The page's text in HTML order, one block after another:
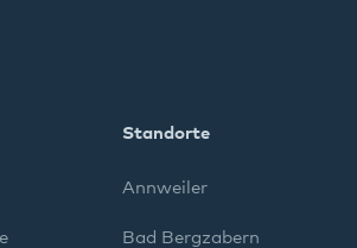
Standorte
Annweiler
Bad Bergzabern